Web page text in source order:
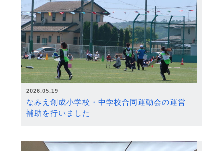
2026.05.19
なみえ創成小学校・中学校合同運動会の運営
補助を行いました